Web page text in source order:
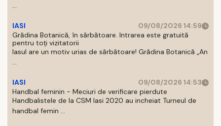
...
IASI
09/08/2026 14:59
Grădina Botanică, în sărbătoare. Intrarea este gratuită
pentru toți vizitatorii
Iasul are un motiv urias de sărbătoare! Grădina Botanică „An
...
IASI
09/08/2026 14:53
Handbal feminin - Meciuri de verificare pierdute
Handbalistele de la CSM Iasi 2020 au incheiat Turneul de
handbal femin ...